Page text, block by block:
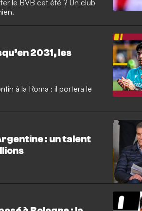
le BVB cet été ? Un club
2031, les
à la Roma : il portera le
: un talent